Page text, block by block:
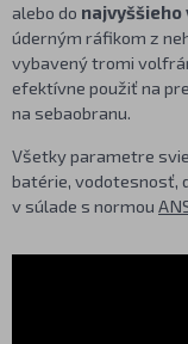
alebo do najvyššieho
úderným ráfikom z
vybavený tromi
efektívne použiť na
na sebaobranu.
Všetky parametre
batérie, vodotesnosť,
v súlade s normou